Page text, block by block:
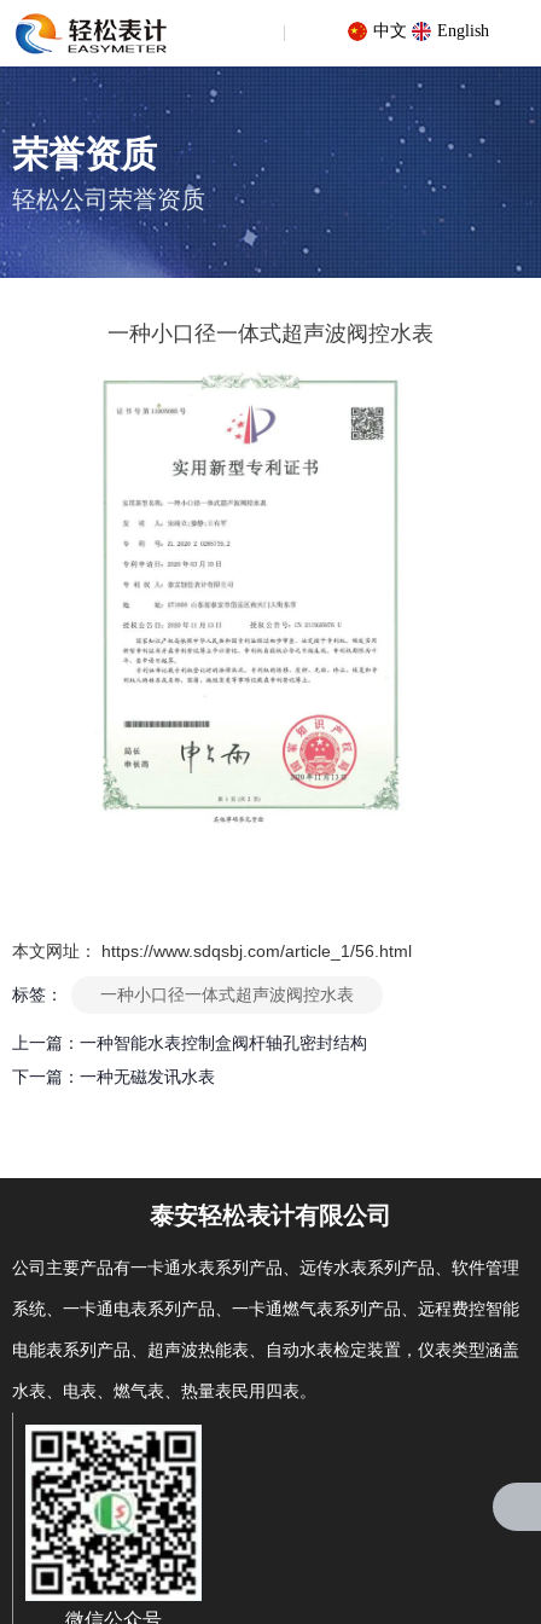
中文 English
荣誉资质
轻松公司荣誉资质
一种小口径一体式超声波阀控水表
本文网址： https://www.sdqsbj.com/article_1/56.html
标签： 一种小口径一体式超声波阀控水表
上一篇： 一种智能水表控制盒阀杆轴孔密封结构
下一篇： 一种无磁发讯水表
相关文章
找不到任何内容
泰安轻松表计有限公司
公司主要产品有一卡通水表系列产品、远传水表系列产品、软件管理
系统、一卡通电表系列产品、一卡通燃气表系列产品、远程费控智能
电能表系列产品、超声波热能表、自动水表检定装置，仪表类型涵盖
水表、电表、燃气表、热量表民用四表。
微信公众号